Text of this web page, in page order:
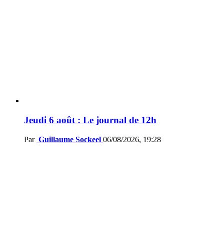
Jeudi 6 août : Le journal de 12h
Par Guillaume Sockeel 06/08/2026, 19:28